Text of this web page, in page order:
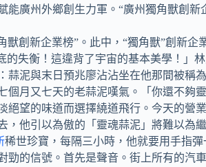
廣州外鄉創生力軍。“廣州獨角獸創新
獸創新企業榜”。此中，“獨角獸”創新
的失衡！這違背了宇宙的基本美學！」
蒜泥與末日預兆廖沾沾坐在他那間被
個月又七天的老蒜泥嘆氣。「你還不
絕望的味道而選擇繞道飛行。今天的
，他引以為傲的「靈魂蒜泥」將難以
稀世珍寶，每隔三小時，他就要用手指
勁的信號。首先是聲音。街上所有的